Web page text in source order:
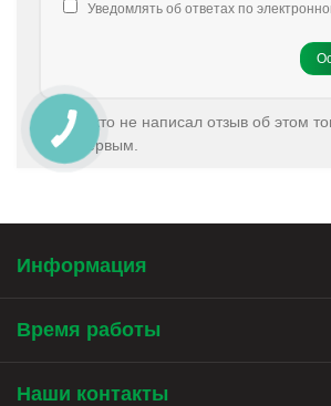
Уведомлять об ответах по
Еще никто не написал отзыв об этом
быть первым.
Информация
Время работы
Наши контакты